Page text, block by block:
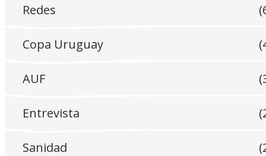
Redes
Copa Uruguay
AUF
Entrevista
Sanidad